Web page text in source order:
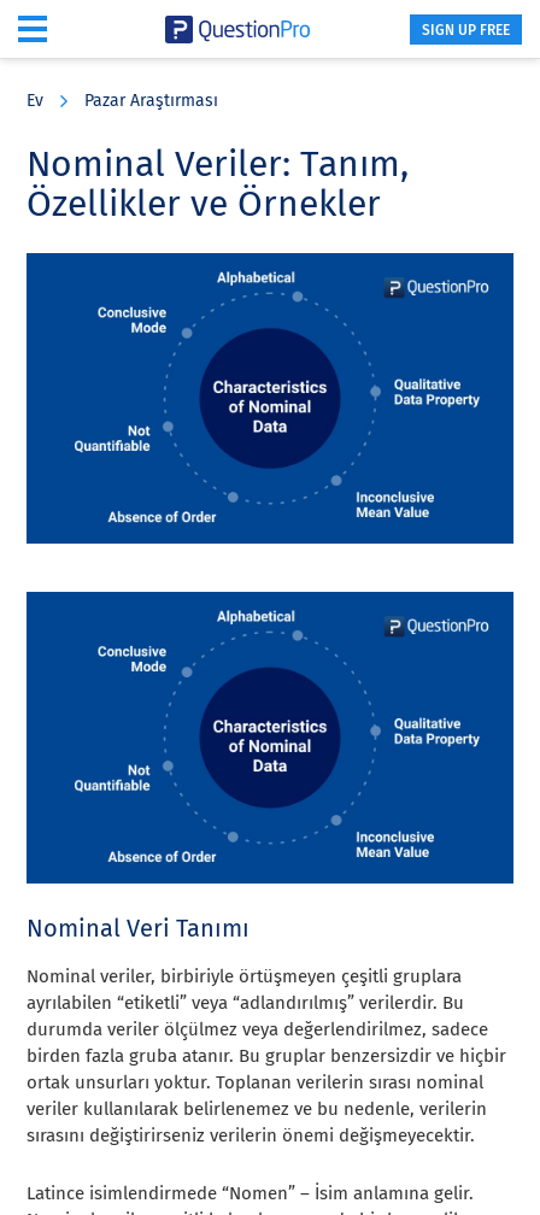
content
sidebar
SIGN UP FREE
Ev Pazar Araştırması
Nominal Veriler: Tanım,
Özellikler ve Örnekler
Nominal Veri Tanımı
Nominal veriler, birbiriyle örtüşmeyen çeşitli gruplara
ayrılabilen “etiketli” veya “adlandırılmış” verilerdir. Bu
durumda veriler ölçülmez veya değerlendirilmez, sadece
birden fazla gruba atanır. Bu gruplar benzersizdir ve hiçbir
ortak unsurları yoktur. Toplanan verilerin sırası nominal
veriler kullanılarak belirlenemez ve bu nedenle, verilerin
sırasını değiştirirseniz verilerin önemi değişmeyecektir.
Latince isimlendirmede “Nomen” – İsim anlamına gelir.